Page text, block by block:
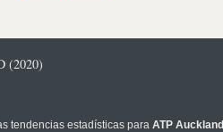
(2020)
tendencias estadísticas para ATP Auckland